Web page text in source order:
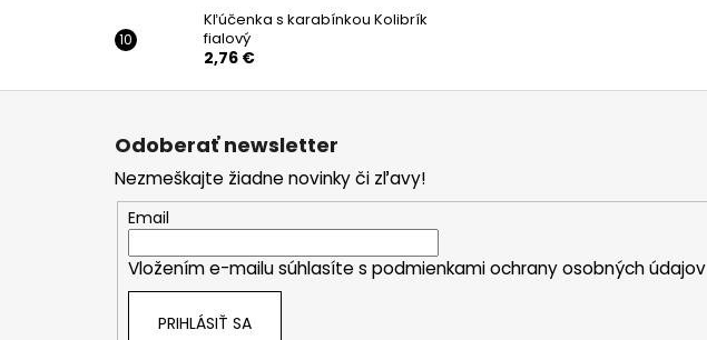
Kľúčenka s karabínkou Kolibrík
fialový
2,76 €
Z
Odoberať newsletter
Nezmeškajte žiadne novinky či zľavy!
Email
Vložením e-mailu súhlasíte s podmienkami ochrany osobných údajov
PRIHLÁSIŤ SA